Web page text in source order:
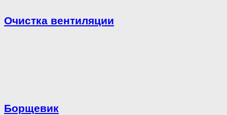
Очистка вентиляции
Борщевик